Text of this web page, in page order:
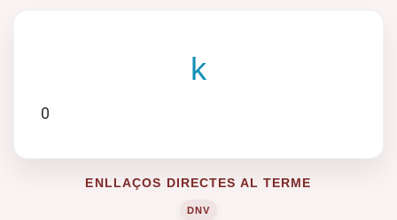
k
0
ENLLAÇOS DIRECTES AL TERME
DNV